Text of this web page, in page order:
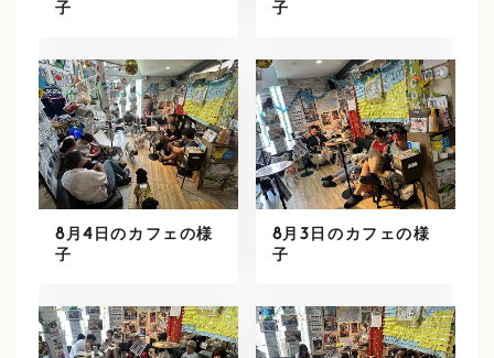
子
子
8月4日のカフェの様
子
8月3日のカフェの様
子